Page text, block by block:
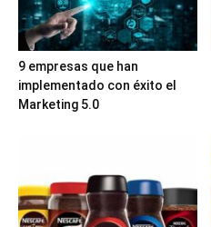
9 empresas que han
implementado con éxito el
Marketing 5.0